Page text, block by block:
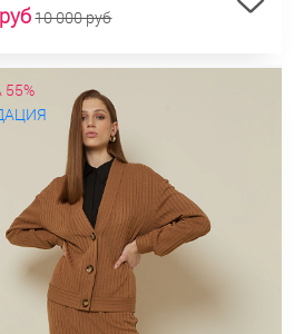
10 000 руб